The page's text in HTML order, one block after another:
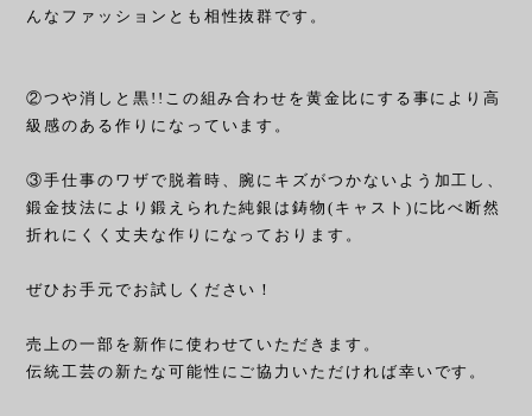
んなファッションとも相性抜群です。
②つや消しと黒!!この組み合わせを黄金比にする事により高
級感のある作りになっています。
③手仕事のワザで脱着時、腕にキズがつかないよう加工し、
鍛金技法により鍛えられた純銀は鋳物(キャスト)に比べ断然
折れにくく丈夫な作りになっております。
ぜひお手元でお試しください！
売上の一部を新作に使わせていただきます。
伝統工芸の新たな可能性にご協力いただければ幸いです。